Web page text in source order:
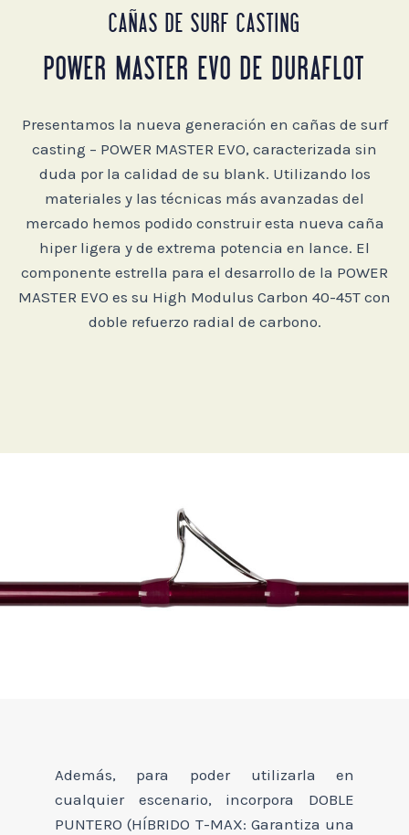
CAÑAS DE SURF CASTING
POWER MASTER EVO DE DURAFLOT
Presentamos la nueva generación en cañas de surf
casting – POWER MASTER EVO, caracterizada sin
duda por la calidad de su blank. Utilizando los
materiales y las técnicas más avanzadas del
mercado hemos podido construir esta nueva caña
hiper ligera y de extrema potencia en lance. El
componente estrella para el desarrollo de la POWER
MASTER EVO es su High Modulus Carbon 40-45T con
doble refuerzo radial de carbono.
Además, para poder utilizarla en
cualquier escenario, incorpora DOBLE
PUNTERO (HÍBRIDO T-MAX: Garantiza una